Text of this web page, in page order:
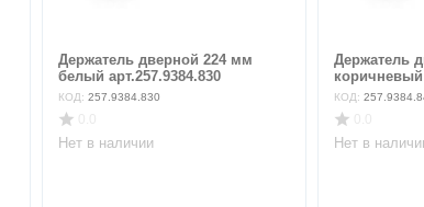
Держатель дверной 224 мм
белый арт.257.9384.830
КОД: 257.9384.830
Нет в наличии
Держатель
коричневый
КОД:
Нет в